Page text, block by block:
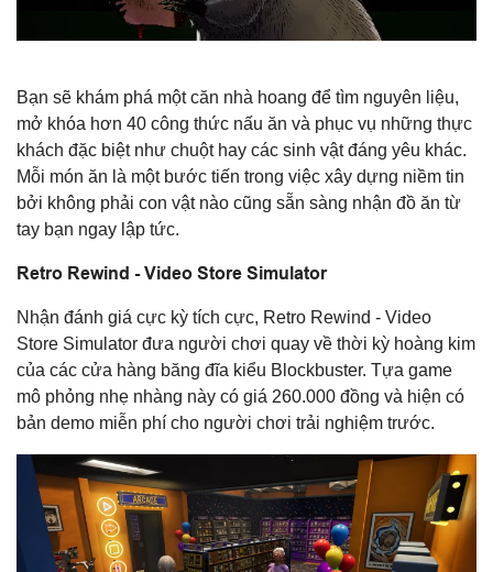
Bạn sẽ khám phá một căn nhà hoang để tìm nguyên liệu,
mở khóa hơn 40 công thức nấu ăn và phục vụ những thực
khách đặc biệt như chuột hay các sinh vật đáng yêu khác.
Mỗi món ăn là một bước tiến trong việc xây dựng niềm tin
bởi không phải con vật nào cũng sẵn sàng nhận đồ ăn từ
tay bạn ngay lập tức.
Retro Rewind - Video Store Simulator
Nhận đánh giá cực kỳ tích cực, Retro Rewind - Video
Store Simulator đưa người chơi quay về thời kỳ hoàng kim
của các cửa hàng băng đĩa kiểu Blockbuster. Tựa game
mô phỏng nhẹ nhàng này có giá 260.000 đồng và hiện có
bản demo miễn phí cho người chơi trải nghiệm trước.